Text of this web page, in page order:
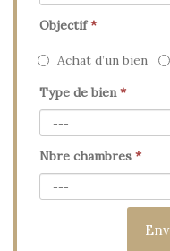
Objectif*
Achat d’un bien
Type de bien*
Nbre chambres *